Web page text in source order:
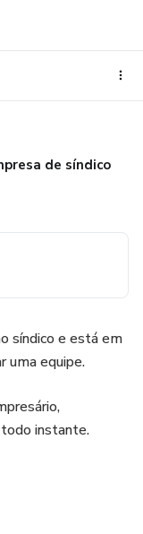
de síndico
síndico e está em
uma equipe.
instante.